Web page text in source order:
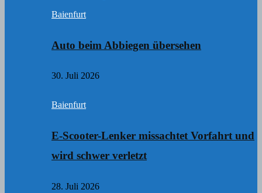
Baienfurt
Auto beim Abbiegen übersehen
30. Juli 2026
Baienfurt
E-Scooter-Lenker missachtet Vorfahrt und
wird schwer verletzt
28. Juli 2026